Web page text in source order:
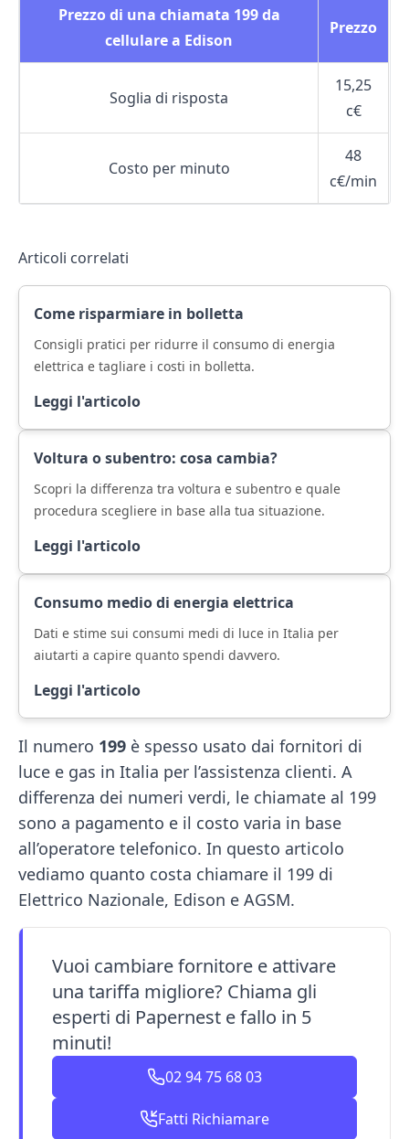
Prezzo di una chiamata 199 da
cellulare a Edison
Prezzo
Soglia di risposta
15,25
c€
Costo per minuto
48
c€/min
Articoli correlati
Come risparmiare in bolletta
Consigli pratici per ridurre il consumo di energia
elettrica e tagliare i costi in bolletta.
Leggi l'articolo
Voltura o subentro: cosa cambia?
Scopri la differenza tra voltura e subentro e quale
procedura scegliere in base alla tua situazione.
Leggi l'articolo
Consumo medio di energia elettrica
Dati e stime sui consumi medi di luce in Italia per
aiutarti a capire quanto spendi davvero.
Leggi l'articolo
Il numero 199 è spesso usato dai fornitori di
luce e gas in Italia per l’assistenza clienti. A
differenza dei numeri verdi, le chiamate al 199
sono a pagamento e il costo varia in base
all’operatore telefonico. In questo articolo
vediamo quanto costa chiamare il 199 di
Elettrico Nazionale, Edison e AGSM.
Vuoi cambiare fornitore e attivare
una tariffa migliore? Chiama gli
esperti di Papernest e fallo in 5
minuti!
02 94 75 68 03
Fatti Richiamare